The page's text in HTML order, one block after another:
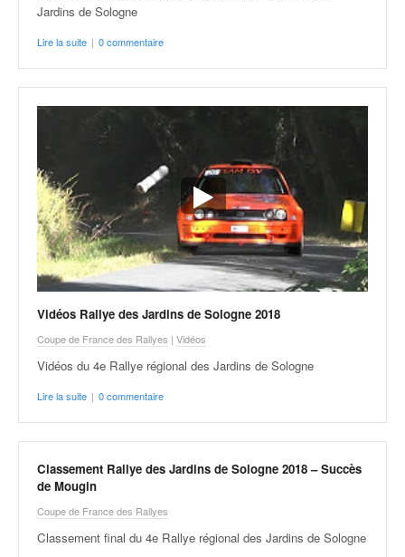
Jardins de Sologne
Lire la suite | 0 commentaire
Vidéos Rallye des Jardins de Sologne 2018
Coupe de France des Rallyes | Vidéos
Vidéos du 4e Rallye régional des Jardins de Sologne
Lire la suite | 0 commentaire
Classement Rallye des Jardins de Sologne 2018 – Succès
de Mougin
Coupe de France des Rallyes
Classement final du 4e Rallye régional des Jardins de Sologne